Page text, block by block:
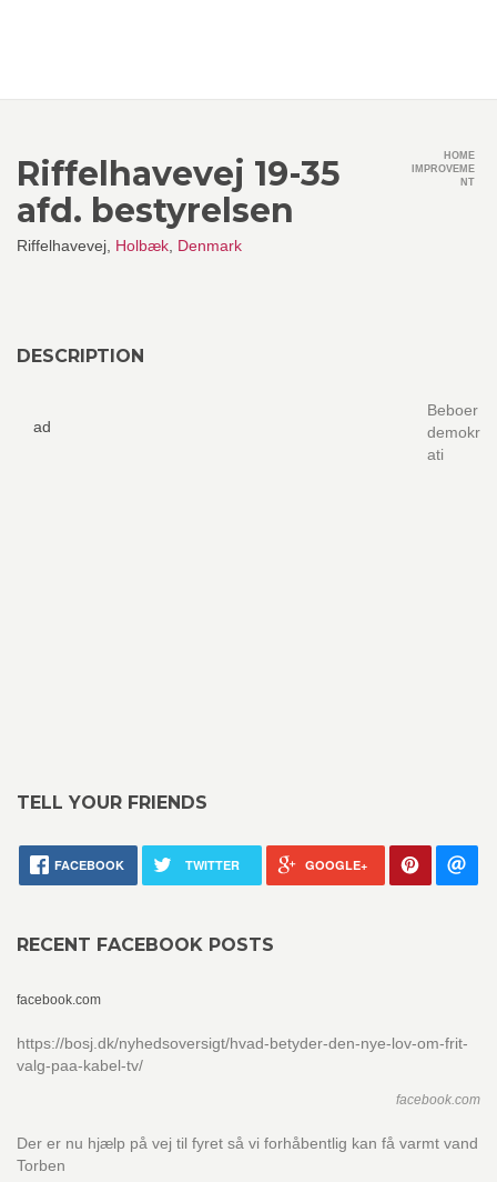
Riffelhavevej 19-35
afd. bestyrelsen
Riffelhavevej, Holbæk Denmark
HOME
IMPROVEME
NT
DESCRIPTION
ad
Beboer
demokr
ati
TELL YOUR FRIENDS
FACEBOOK TWITTER GOOGLE+
RECENT FACEBOOK POSTS
facebook.com
https://bosj.dk/nyhedsoversigt/hvad-betyder-den-nye-lov-om-frit-
valg-paa-kabel-tv/
facebook.com
Der er nu hjælp på vej til fyret så vi forhåbentlig kan få varmt vand
Torben